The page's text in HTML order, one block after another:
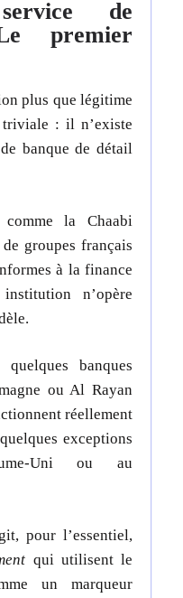
de
premier
plus que légitime
: il n’existe
banque de détail
comme la Chaabi
groupes français
à la finance
n’opère
banques
ou Al Rayan
réellement
exceptions
Uni ou au
pour l’essentiel,
qui utilisent le
un marqueur